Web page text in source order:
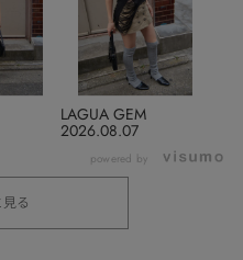
2026.08.07
LAGUA GEM
powered by
る